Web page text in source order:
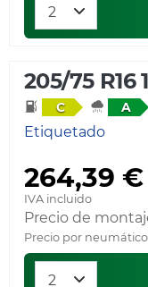
205/75 R16
C A
Etiquetado
264,39 €
IVA incluido
Precio de
Precio por neumático